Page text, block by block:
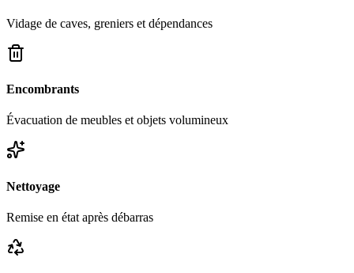
Vidage de caves, greniers et dépendances
Encombrants
Évacuation de meubles et objets volumineux
Nettoyage
Remise en état après débarras